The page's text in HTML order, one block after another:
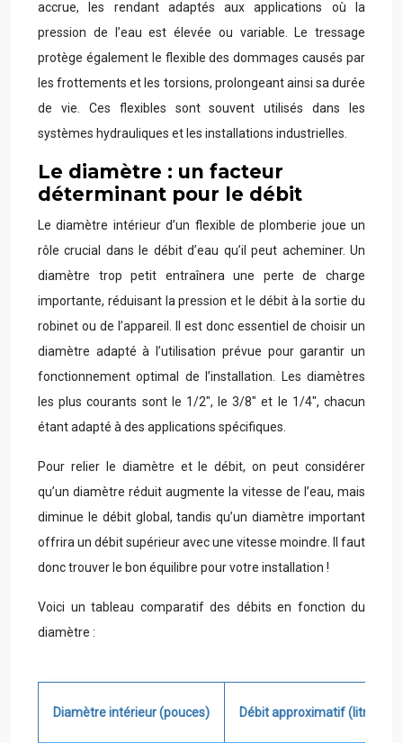
accrue, les rendant adaptés aux applications où la
pression de l’eau est élevée ou variable. Le tressage
protège également le flexible des dommages causés par
les frottements et les torsions, prolongeant ainsi sa durée
de vie. Ces flexibles sont souvent utilisés dans les
systèmes hydrauliques et les installations industrielles.
Le diamètre : un facteur
déterminant pour le débit
Le diamètre intérieur d’un flexible de plomberie joue un
rôle crucial dans le débit d’eau qu’il peut acheminer. Un
diamètre trop petit entraînera une perte de charge
importante, réduisant la pression et le débit à la sortie du
robinet ou de l’appareil. Il est donc essentiel de choisir un
diamètre adapté à l’utilisation prévue pour garantir un
fonctionnement optimal de l’installation. Les diamètres
les plus courants sont le 1/2″, le 3/8″ et le 1/4″, chacun
étant adapté à des applications spécifiques.
Pour relier le diamètre et le débit, on peut considérer
qu’un diamètre réduit augmente la vitesse de l’eau, mais
diminue le débit global, tandis qu’un diamètre important
offrira un débit supérieur avec une vitesse moindre. Il faut
donc trouver le bon équilibre pour votre installation !
Voici un tableau comparatif des débits en fonction du
diamètre :
Diamètre intérieur (pouces) Débit approximatif (litres/